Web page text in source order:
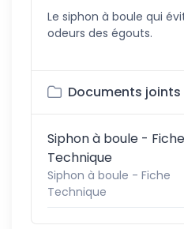
Le siphon à boule qui
odeurs des égouts.
Documents joints
Siphon à boule - Fiche
Technique
Siphon à boule - Fiche
Technique